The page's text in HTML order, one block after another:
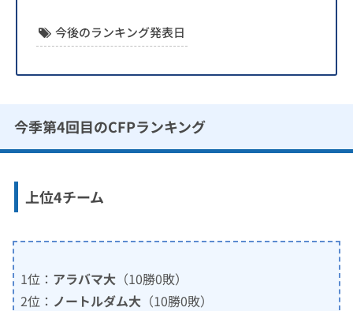
今後のランキング発表日
今季第4回目のCFPランキング
上位4チーム
1位： アラバマ大 （10勝0敗）
2位： ノートルダム大 （10勝0敗）